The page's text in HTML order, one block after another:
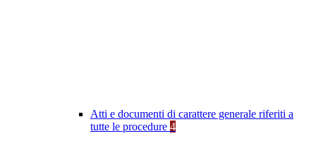
Atti e documenti di carattere generale riferiti a
tutte le procedure 4